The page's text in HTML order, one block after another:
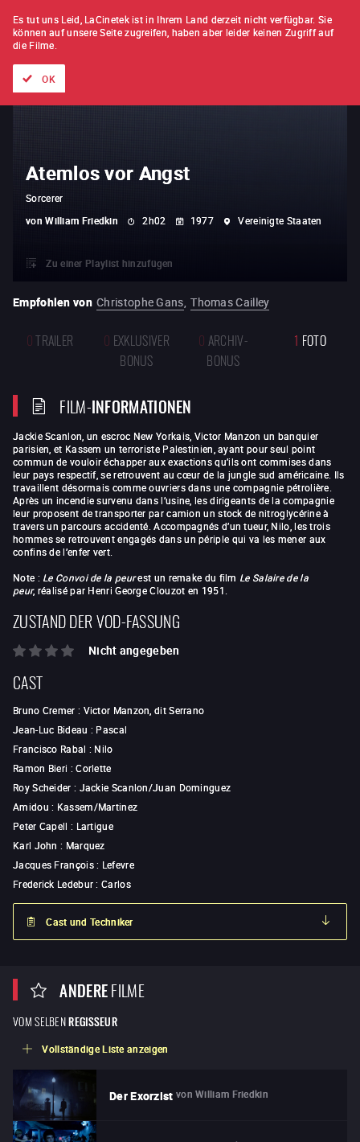
FILM FÜR FILM ABONNEMENT
Atemlos vor Angst
Sorcerer
von William Friedkin 2h02 1977 Vereinigte Staaten
Zu einer Playlist hinzufügen
Empfohlen von Christophe Gans, Thomas Cailley
0TRAILER 0 EXKLUSIVER
BONUS
0 ARCHIV-
BONUS
1 FOTO
FILM-INFORMATIONEN
Jackie Scanlon, un escroc New Yorkais, Victor Manzon un banquier
parisien, et Kassem un terroriste Palestinien, ayant pour seul point
commun de vouloir échapper aux exactions qu’ils ont commises dans
leur pays respectif, se retrouvent au cœur de la jungle sud américaine. Ils
travaillent désormais comme ouvriers dans une compagnie pétrolière.
Après un incendie survenu dans l’usine, les dirigeants de la compagnie
leur proposent de transporter par camion un stock de nitroglycérine à
travers un parcours accidenté. Accompagnés d’un tueur, Nilo, les trois
hommes se retrouvent engagés dans un périple qui va les mener aux
confins de l’enfer vert.
Note : Le Convoi de la peurest un remake du film Le Salaire de la
peur, réalisé par Henri George Clouzot en 1951.
ZUSTAND DER VOD-FASSUNG
Nicht angegeben
CAST
Bruno Cremer : Victor Manzon, dit Serrano
Jean-Luc Bideau : Pascal
Francisco Rabal : Nilo
Ramon Bieri :Corlette
Roy Scheider : Jackie Scanlon/Juan Dominguez
Amidou : Kassem/Martinez
Peter Capell : Lartigue
Karl John : Marquez
Jacques François: Lefevre
Frederick Ledebur:Carlos
Cast und Techniker
ANDEREFILME
VOM SELBENREGISSEUR
Vollständige Liste anzeigen
Der Exorzist von William Friedkin
Es tut uns Leid, LaCinetek ist in Ihrem Land derzeit nicht verfügbar. Sie
können auf unsere Seite zugreifen, haben aber leider keinen Zugriff auf
die Filme.
OK